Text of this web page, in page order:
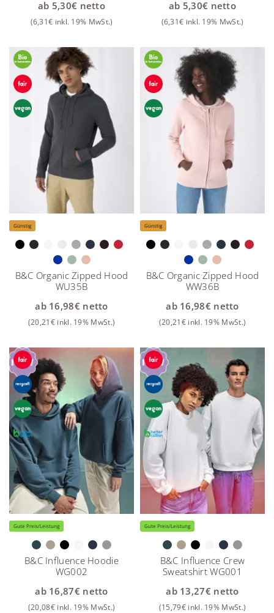
ab 5,30€ netto
(6,31€ inkl. 19% MwSt.)
ab 5,30€ netto
(6,31€ inkl. 19% MwSt.)
Günstig
B&C Organic Zipped Hood
WU35B
ab 16,98€netto
(20,21€ inkl. 19% MwSt.)
Günstig
B&C Organic Zipped Hood
WW36B
ab 16,98€netto
(20,21€ inkl. 19% MwSt.)
Gute Preis/Leistung
B&C Influence Hoodie
WG002
ab 16,87€netto
(20,08€ inkl. 19% MwSt.)
Gute Preis/Leistung
B&C Influence Crew
Sweatshirt WG001
ab 13,27€netto
(15,79€ inkl. 19% MwSt.)